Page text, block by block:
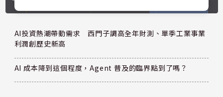
AI投資熱潮帶動需求 西門子調高全年財測、單季工業事業
利潤創歷史新高
AI 成本降到這個程度，Agent 普及的臨界點到了嗎？